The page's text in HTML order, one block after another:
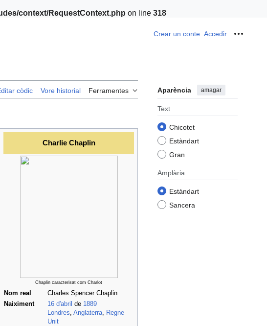
context/RequestContext.php on line 318
Crear un conte Accedir
còdic Vore historial Ferramentes Aparència amagar
Text
Chicotet
Estàndart
Gran
Amplària
Estàndart
Sancera
Charlie Chaplin
Chaplin caracterisat com Charlot
Nom real
Charles Spencer Chaplin
Naiximent
16 d'abril de 1889
Londres, Anglaterra, Regne
Unit